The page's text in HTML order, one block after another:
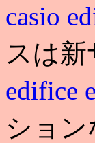
casio
スは
edifice
ション